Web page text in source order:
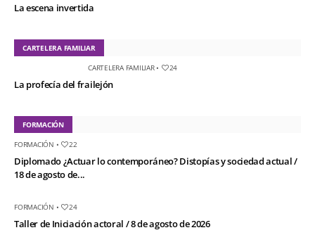
La escena invertida
CARTELERA FAMILIAR
CARTELERA FAMILIAR• 24
La profecía del frailejón
FORMACIÓN
FORMACIÓN • 22
Diplomado ¿Actuar lo contemporáneo? Distopías y sociedad actual /
18 de agosto de...
FORMACIÓN • 24
Taller de Iniciación actoral / 8 de agosto de 2026